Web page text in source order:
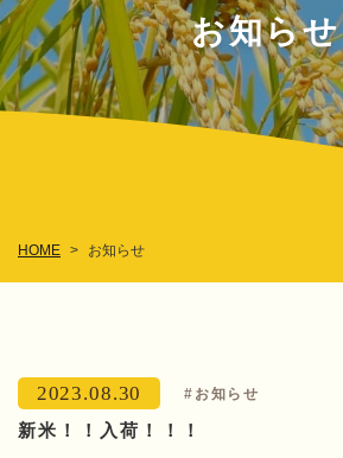
お知らせ
HOME > お知らせ
2023.08.30 #お知らせ
新米！！入荷！！！